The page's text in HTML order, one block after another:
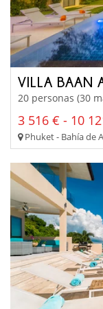
VILLA BAAN
20 personas (30
3 516 € - 10
Phuket - Bahía de